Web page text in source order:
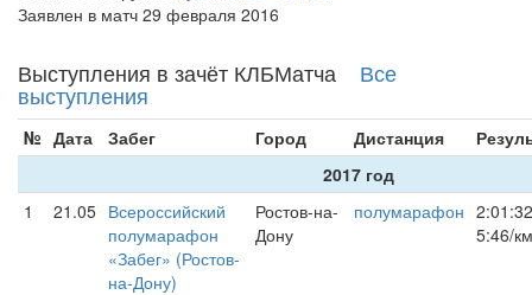
Заявлен в матч 29 февраля 2016
Выступления в зачёт КЛБМатча Все
выступления
№ Дата Забег Город Дистанция
2017 год
1
21.05 Всероссийский
полумарафон
«Забег» (Ростов-
на-Дону)
Ростов-на-
Дону
полумарафон 2:01:32
5:46/км